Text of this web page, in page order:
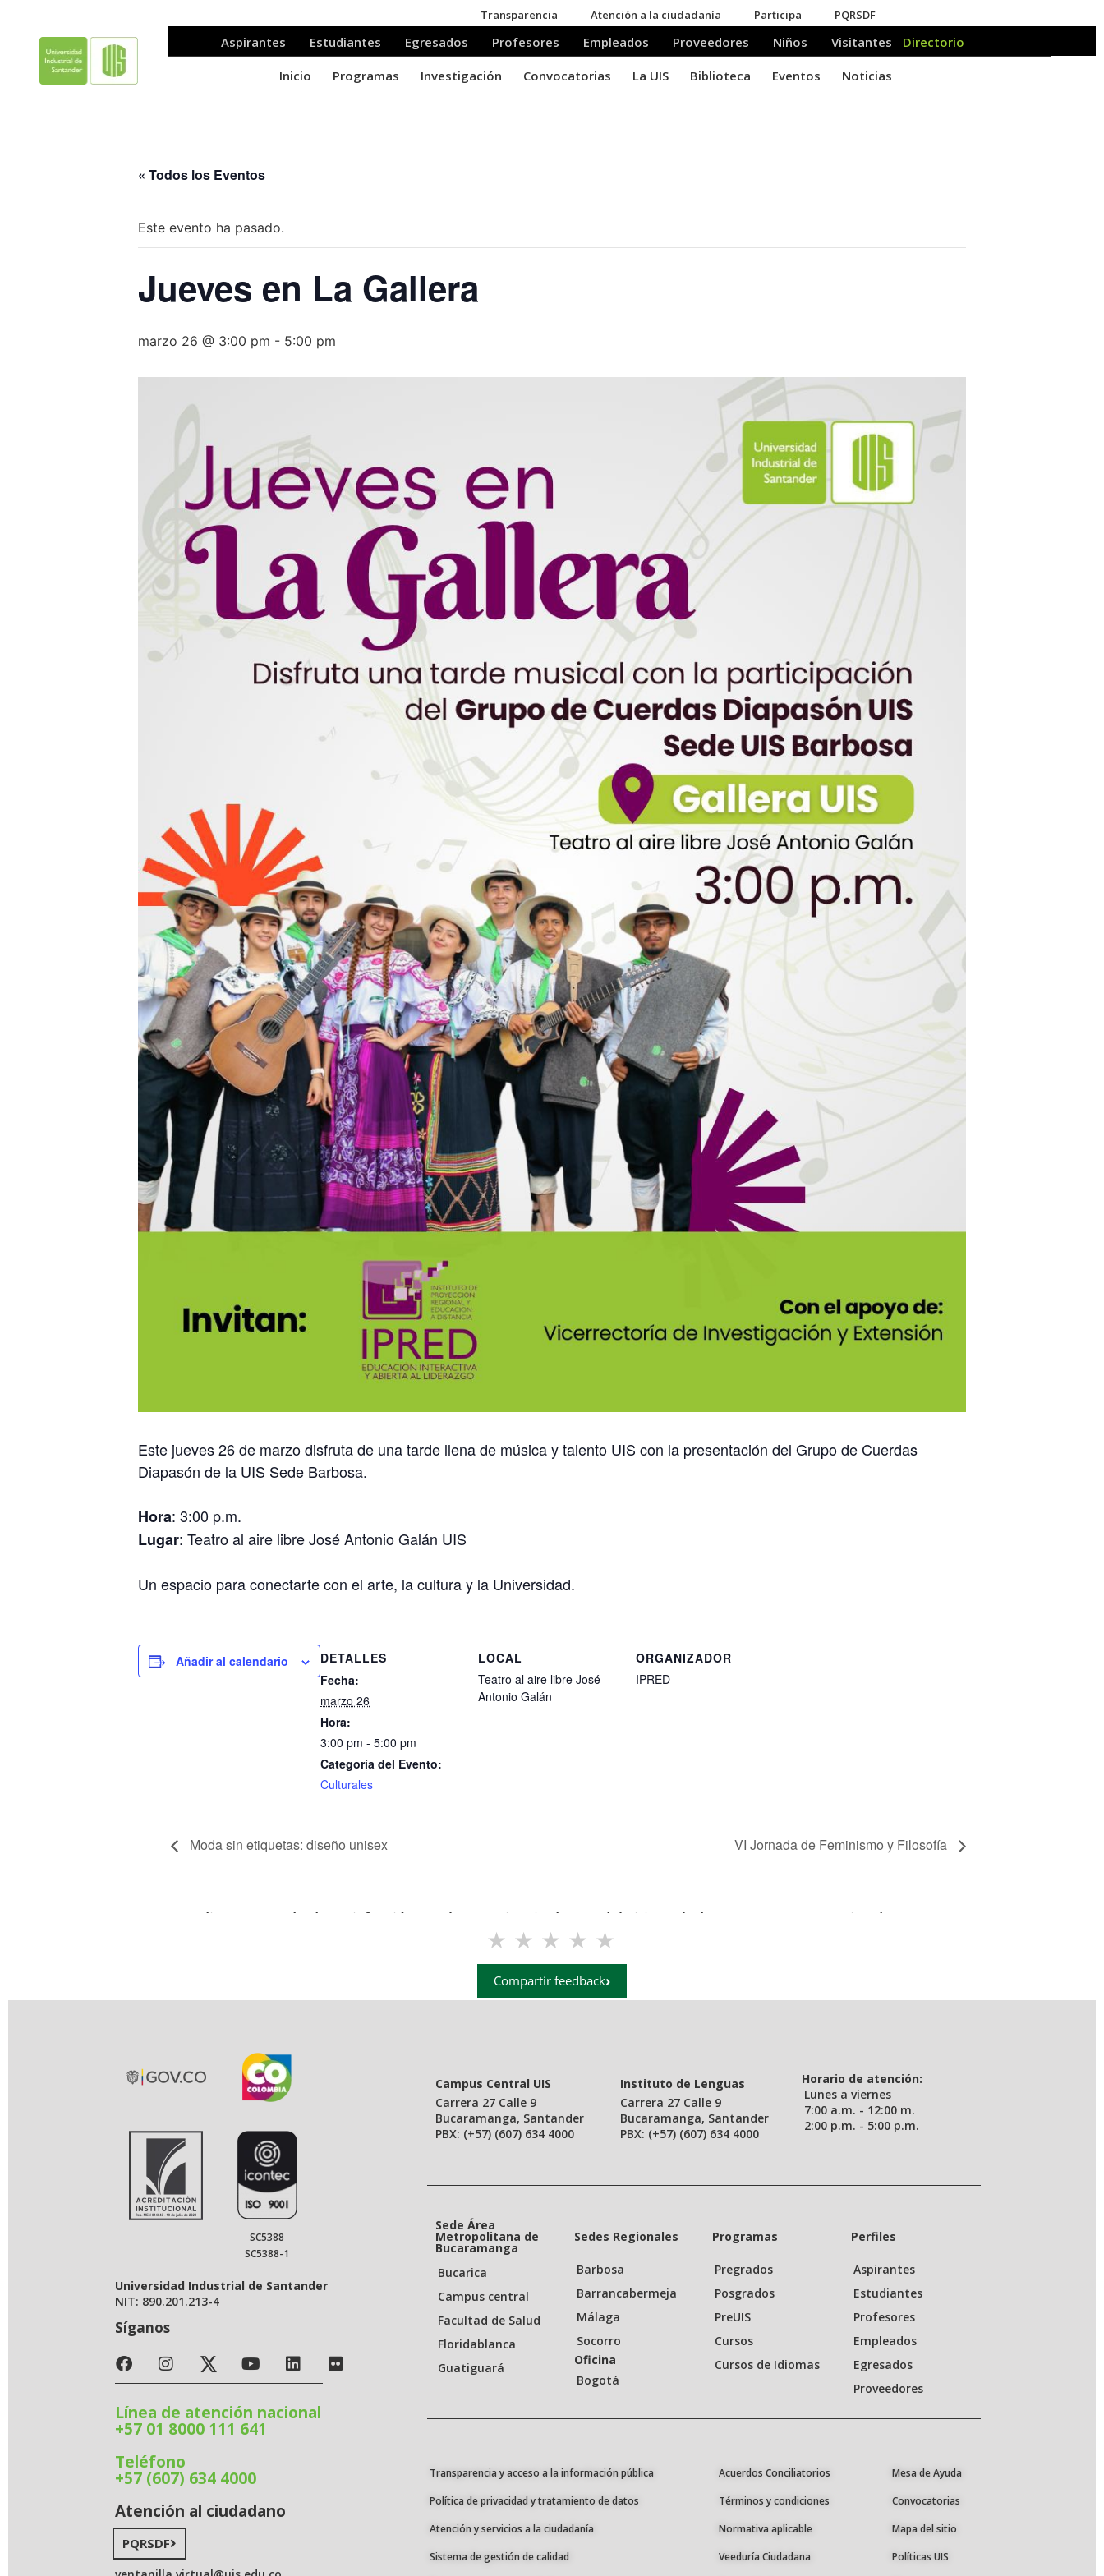
« Todos los Eventos
Este evento ha pasado.
Jueves en La Gallera
marzo 26 @ 3:00 pm - 5:00 pm
Este jueves 26 de marzo disfruta de una tarde llena de música y talento UIS con la presentación del Grupo de Cuerdas
Diapasón de la UIS Sede Barbosa.
Hora: 3:00 p.m.
Lugar: Teatro al aire libre José Antonio Galán UIS
Un espacio para conectarte con el arte, la cultura y la Universidad.
Añadir al calendario
DETALLES
Fecha:
marzo 26
Hora:
3:00 pm - 5:00 pm
Categoría del Evento:
Culturales
LOCAL
Teatro al aire libre José
Antonio Galán
ORGANIZADOR
IPRED
Moda sin etiquetas: diseño unisex VI Jornada de Feminismo y Filosofía
Indique su grado de satisfacción con la experiencia de uso del sitio web de Eventos (eventos.uis.edu.co)